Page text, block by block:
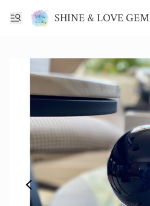
SHINE & LOVE GEM